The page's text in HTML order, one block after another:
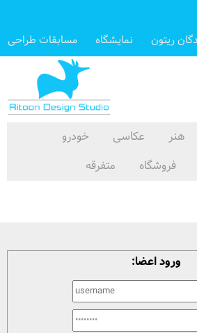
ریتون نمایشگاه مسابقات طراحی
هنر عکاسی
خودرو
فروشگاه متفرقه
ورود اعضا: